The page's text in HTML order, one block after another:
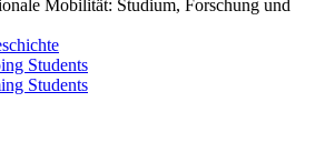
Mobilität: Studium, Forschung und
Students
Students